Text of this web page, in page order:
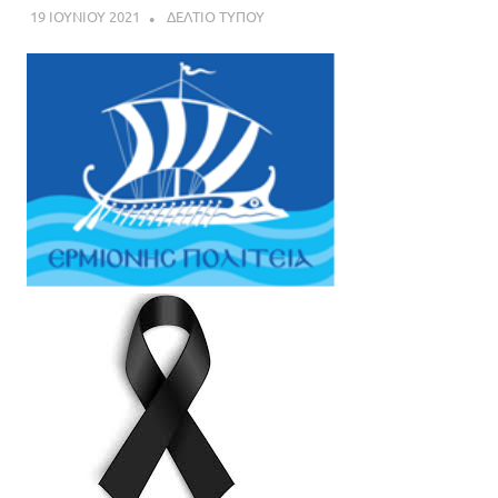
19 ΙΟΥΝΙΟΥ 2021 DK ERMIONIS
ΔΕΛΤΙΟ ΤΥΠΟΥ